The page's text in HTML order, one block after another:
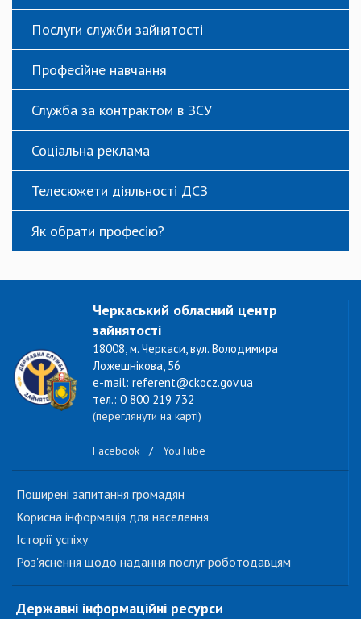
Послуги служби зайнятості
Професійне навчання
Служба за контрактом в ЗСУ
Соціальна реклама
Телесюжети діяльності ДСЗ
Як обрати професію?
Черкаський обласний центр
зайнятості
18008, м. Черкаси, вул. Володимира
Ложешнікова, 56
e-mail: referent@ckocz.gov.ua
тел.: 0 800 219 732
(переглянути на карті)
Facebook / YouTube
Поширені запитання громадян
Корисна інформація для населення
Історії успіху
Роз'яснення щодо надання послуг роботодавцям
Державні інформаційні ресурси